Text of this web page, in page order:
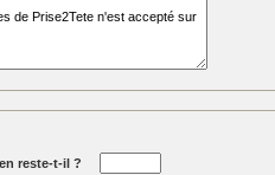
reste-t-il ?